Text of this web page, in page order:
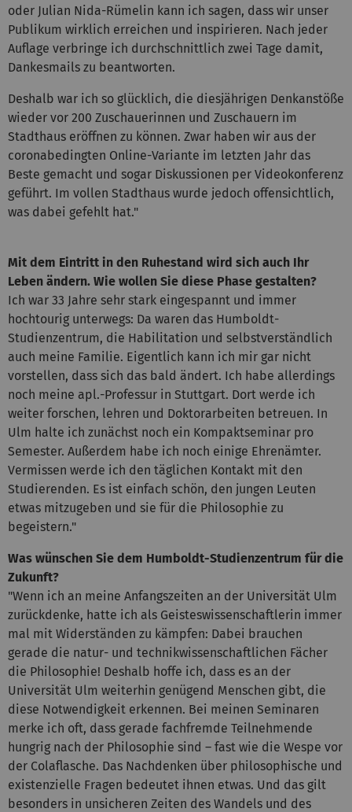
oder Julian Nida-Rümelin kann ich sagen, dass wir unser
Publikum wirklich erreichen und inspirieren. Nach jeder
Auflage verbringe ich durchschnittlich zwei Tage damit,
Dankesmails zu beantworten.
Deshalb war ich so glücklich, die diesjährigen Denkanstöße
wieder vor 200 Zuschauerinnen und Zuschauern im
Stadthaus eröffnen zu können. Zwar haben wir aus der
coronabedingten Online-Variante im letzten Jahr das
Beste gemacht und sogar Diskussionen per Videokonferenz
geführt. Im vollen Stadthaus wurde jedoch offensichtlich,
was dabei gefehlt hat."
Mit dem Eintritt in den Ruhestand wird sich auch Ihr
Leben ändern. Wie wollen Sie diese Phase gestalten?
Ich war 33 Jahre sehr stark eingespannt und immer
hochtourig unterwegs: Da waren das Humboldt-
Studienzentrum, die Habilitation und selbstverständlich
auch meine Familie. Eigentlich kann ich mir gar nicht
vorstellen, dass sich das bald ändert. Ich habe allerdings
noch meine apl.-Professur in Stuttgart. Dort werde ich
weiter forschen, lehren und Doktorarbeiten betreuen. In
Ulm halte ich zunächst noch ein Kompaktseminar pro
Semester. Außerdem habe ich noch einige Ehrenämter.
Vermissen werde ich den täglichen Kontakt mit den
Studierenden. Es ist einfach schön, den jungen Leuten
etwas mitzugeben und sie für die Philosophie zu
begeistern."
Was wünschen Sie dem Humboldt-Studienzentrum für die
Zukunft?
"Wenn ich an meine Anfangszeiten an der Universität Ulm
zurückdenke, hatte ich als Geisteswissenschaftlerin immer
mal mit Widerständen zu kämpfen: Dabei brauchen
gerade die natur- und technikwissenschaftlichen Fächer
die Philosophie! Deshalb hoffe ich, dass es an der
Universität Ulm weiterhin genügend Menschen gibt, die
diese Notwendigkeit erkennen. Bei meinen Seminaren
merke ich oft, dass gerade fachfremde Teilnehmende
hungrig nach der Philosophie sind – fast wie die Wespe vor
der Colaflasche. Das Nachdenken über philosophische und
existenzielle Fragen bedeutet ihnen etwas. Und das gilt
besonders in unsicheren Zeiten des Wandels und des